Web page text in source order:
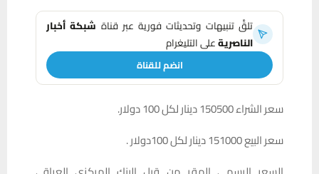
تلقَّ تنبيهات وتحديثات فورية عبر قناة شبكة أخبار
الناصريةعلى التليغرام
انضم للقناة
سعر الشراء 150500 دينار لكل 100 دولار.
سعر البيع 151000 دينار لكل 100دولار .